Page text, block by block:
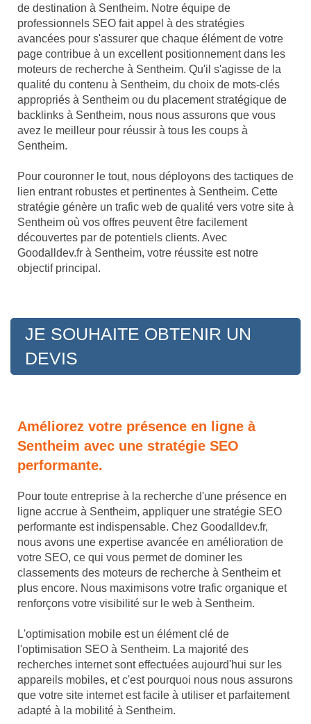
de destination à Sentheim. Notre équipe de
professionnels SEO fait appel à des stratégies
avancées pour s'assurer que chaque élément de votre
page contribue à un excellent positionnement dans les
moteurs de recherche à Sentheim. Qu'il s'agisse de la
qualité du contenu à Sentheim, du choix de mots-clés
appropriés à Sentheim ou du placement stratégique de
backlinks à Sentheim, nous nous assurons que vous
avez le meilleur pour réussir à tous les coups à
Sentheim.
Pour couronner le tout, nous déployons des tactiques de
lien entrant robustes et pertinentes à Sentheim. Cette
stratégie génère un trafic web de qualité vers votre site à
Sentheim où vos offres peuvent être facilement
découvertes par de potentiels clients. Avec
Goodalldev.fr à Sentheim, votre réussite est notre
objectif principal.
JE SOUHAITE OBTENIR UN
DEVIS
Améliorez votre présence en ligne à
Sentheim avec une stratégie SEO
performante.
Pour toute entreprise à la recherche d'une présence en
ligne accrue à Sentheim, appliquer une stratégie SEO
performante est indispensable. Chez Goodalldev.fr,
nous avons une expertise avancée en amélioration de
votre SEO, ce qui vous permet de dominer les
classements des moteurs de recherche à Sentheim et
plus encore. Nous maximisons votre trafic organique et
renforçons votre visibilité sur le web à Sentheim.
L'optimisation mobile est un élément clé de
l'optimisation SEO à Sentheim. La majorité des
recherches internet sont effectuées aujourd'hui sur les
appareils mobiles, et c'est pourquoi nous nous assurons
que votre site internet est facile à utiliser et parfaitement
adapté à la mobilité à Sentheim.